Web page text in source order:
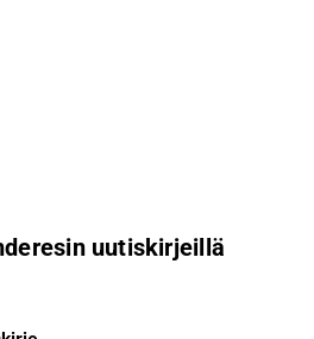
uutiskirjeillä